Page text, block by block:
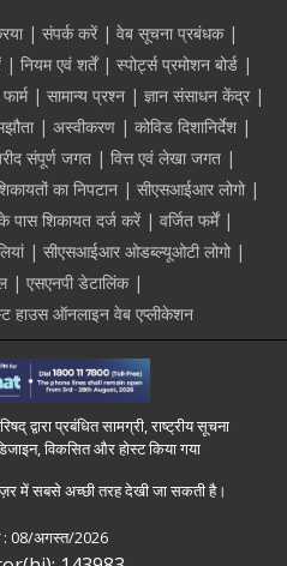
संपर्क करें
वेब सूचना प्रबंधक
नियम एवं शर्तें
स्पोर्ट्स प्रमोशन बोर्ड
फार्म सामान्य प्रश्न
ज्ञान संसाधन केंद्र
अस्वीकरण
कोविड दिशानिर्देश
संपूर्ण जगत
वित्त एवं लेखा जगत
का निपटान
सीएसआईआर लोगो
शिकायत दर्ज करें
वर्जित फर्में
सीएसआईआर ओडब्ल्यूओटी लोगो
एसएनपी डेटालिंक
हाउस ऑनलाइन वेब एप्लीकेशन
द्वारा प्रबंधित सामग्री, राष्ट्रीय सूचना
विकसित और होस्ट किया गया
में सबसे अच्छी तरह देखी जा सकती है।
08/अगस्त/2026